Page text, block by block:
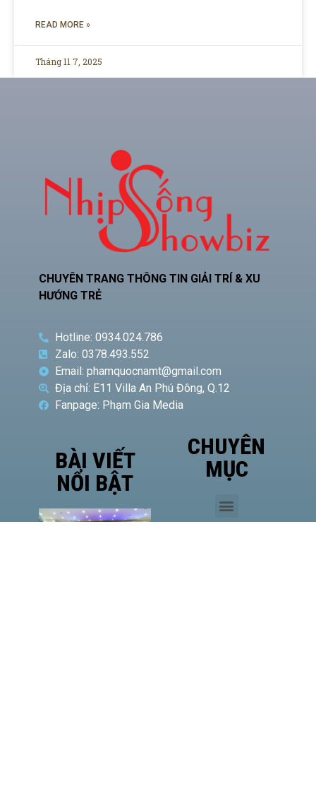
READ MORE »
Tháng 11 7, 2025
CHUYÊN TRANG THÔNG TIN GIẢI TRÍ & XU
HƯỚNG TRẺ
Hotline: 0934.024.786
Zalo: 0378.493.552
Email: phamquocnamt@gmail.com
Địa chỉ: E11 Villa An Phú Đông, Q.12
Fanpage: Phạm Gia Media
BÀI VIẾT
NỔI BẬT
CHUYÊN
MỤC